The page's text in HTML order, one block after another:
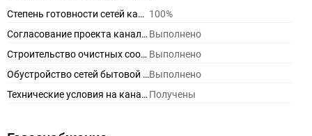
Степень готовности сетей канализации 100%
Согласование проекта канализации и точек сброса Выполнено
Строительство очистных сооружений Выполнено
Обустройство сетей бытовой канализацииВыполнено
Технические условия на канализацию Получены